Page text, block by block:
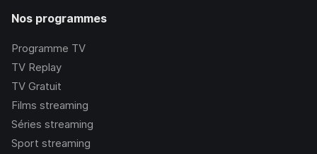
Nos programmes
Programme TV
TV Replay
TV Gratuit
Films streaming
Séries streaming
Sport streaming